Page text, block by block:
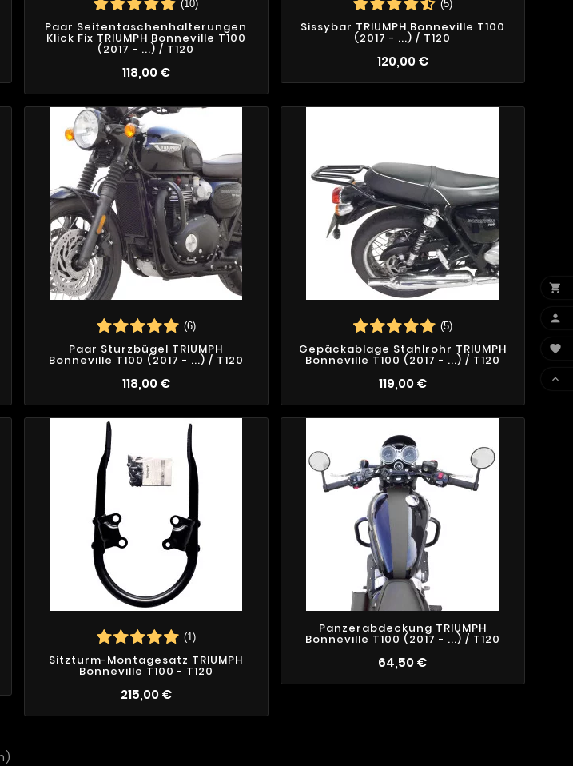
(10)
Paar Seitentaschenhalterungen
Klick Fix TRIUMPH Bonneville T100
(2017 - ...) / T120
118,00 €
(5)
Sissybar TRIUMPH Bonneville T100
(2017 - ...) / T120
120,00 €
(6)
Paar Sturzbügel TRIUMPH
Bonneville T100 (2017 - ...) / T120
118,00 €
(5)
Gepäckablage Stahlrohr TRIUMPH
Bonneville T100 (2017 - ...) / T120
119,00 €
(1)
Sitzturm-Montagesatz TRIUMPH
Bonneville T100 - T120
215,00 €
Panzerabdeckung TRIUMPH
Bonneville T100 (2017 - ...) / T120
64,50 €



